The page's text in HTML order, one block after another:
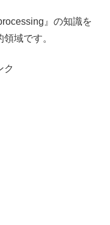
』の知識を
域です。
ク